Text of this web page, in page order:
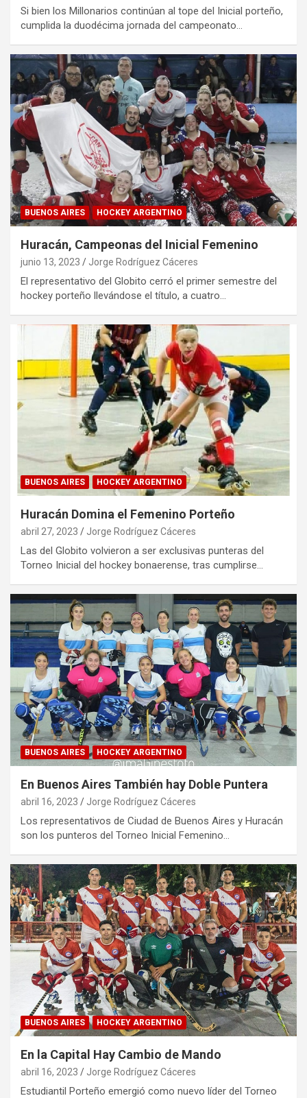
Si bien los Millonarios continúan al tope del Inicial porteño,
cumplida la duodécima jornada del campeonato…
BUENOS AIRES HOCKEY ARGENTINO
Huracán, Campeonas del Inicial Femenino
junio 13, 2023 Jorge Rodríguez Cáceres
El representativo del Globito cerró el primer semestre del
hockey porteño llevándose el título, a cuatro…
BUENOS AIRES HOCKEY ARGENTINO
Huracán Domina el Femenino Porteño
abril 27, 2023 Jorge Rodríguez Cáceres
Las del Globito volvieron a ser exclusivas punteras del
Torneo Inicial del hockey bonaerense, tras cumplirse…
BUENOS AIRES HOCKEY ARGENTINO
En Buenos Aires También hay Doble Puntera
abril 16, 2023 Jorge Rodríguez Cáceres
Los representativos de Ciudad de Buenos Aires y Huracán
son los punteros del Torneo Inicial Femenino…
BUENOS AIRES HOCKEY ARGENTINO
En la Capital Hay Cambio de Mando
abril 16, 2023 Jorge Rodríguez Cáceres
Estudiantil Porteño emergió como nuevo líder del Torneo